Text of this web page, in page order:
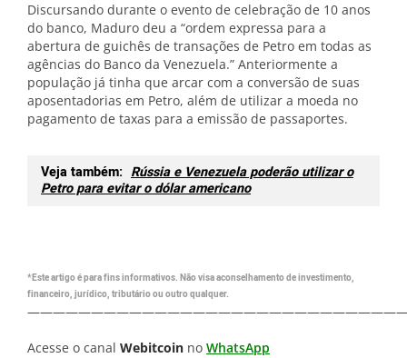
Discursando durante o evento de celebração de 10 anos
do banco, Maduro deu a “ordem expressa para a
abertura de guichês de transações de Petro em todas as
agências do Banco da Venezuela.” Anteriormente a
população já tinha que arcar com a conversão de suas
aposentadorias em Petro, além de utilizar a moeda no
pagamento de taxas para a emissão de passaportes.
Veja também: Rússia e Venezuela poderão utilizar o
Petro para evitar o dólar americano
*Este artigo é para fins informativos. Não visa aconselhamento de investimento,
financeiro, jurídico, tributário ou outro qualquer.
Acesse o canal Webitcoin no WhatsApp